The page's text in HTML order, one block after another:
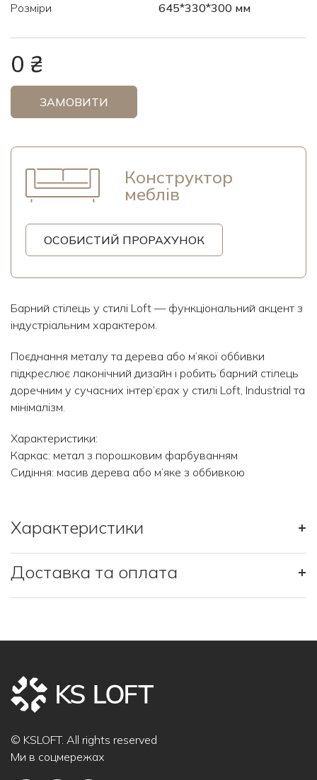
Розміри
645*330*300 мм
0 ₴
ЗАМОВИТИ
Конструктор
меблів
ОСОБИСТИЙ ПРОРАХУНОК
Барний стілець у стилі Loft — функціональний акцент з
індустріальним характером.
Поєднання металу та дерева або м’якої оббивки
підкреслює лаконічний дизайн і робить барний стілець
доречним у сучасних інтер’єрах у стилі Loft, Industrial та
мінімалізм.
Характеристики:
Каркас: метал з порошковим фарбуванням
Сидіння: масив дерева або м’яке з оббивкою
Характеристики +
Доставка та оплата +
© KSLOFT. All rights reserved
Ми в соцмережах